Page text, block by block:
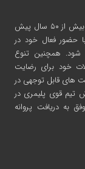
که پروانه صنعتی خود را بیش از ۵۰ سال پیش
حضور فعال خود در
شود. همچنین تنوع
خود برای رضایت
های قابل توجهی در
قوی پلیمری در
به دریافت پروانه